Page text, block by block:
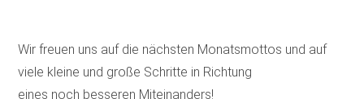
Wir freuen uns auf die nächsten Monatsmottos und auf
viele kleine und große Schritte in Richtung
eines noch besseren Miteinanders!